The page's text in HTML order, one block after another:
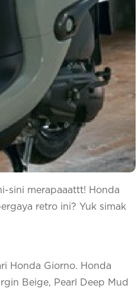
sini merapaaattt! Honda
retro ini? Yuk simak
Honda Giorno. Honda
Beige, Pearl Deep Mud